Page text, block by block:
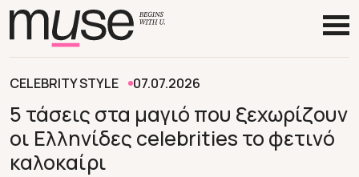
CELEBRITY STYLE 07.07.2026
5 τάσεις στα μαγιό που ξεχωρίζουν
οι Ελληνίδες celebrities το φετινό
καλοκαίρι